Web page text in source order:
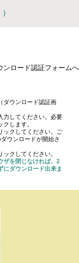
ンロード認証フォームへ
ダウンロード認証画
力してください。必要
します。
ックしてください。ご
ウンロードが開始さ
クしてください。
ザを閉じなければ、2
にダウンロード出来ま